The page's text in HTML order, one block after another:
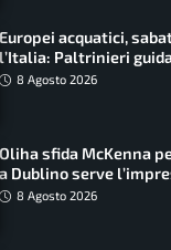
Europei acquatici,
l’Italia: Paltrinieri
Barnabà sogna l’oro
8 Agosto 2026
Oliha sfida McKenna
a Dublino serve
lupo8 Agosto 2026